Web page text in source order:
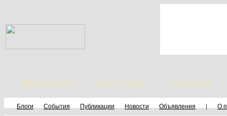
Дети модели Фотографы Стилисты
Блоги События Публикации Новости Объявления | О